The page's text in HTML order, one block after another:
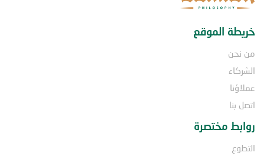
خريطة الموقع
من نحن
الشركاء
عملاؤنا
اتصل بنا
روابط مختصرة
التطوع